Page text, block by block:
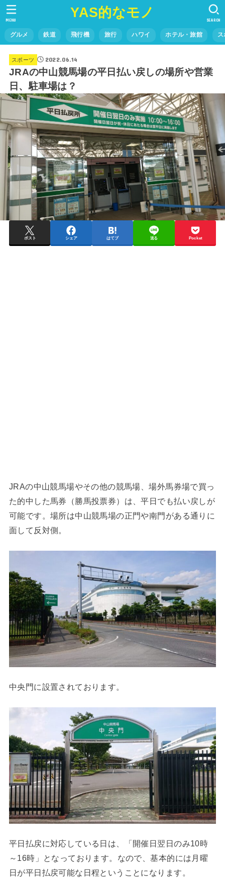
YAS的なモノ
グルメ 鉄道 飛行機 旅行 ハワイ ホテル・旅館
SEARCH
MENU
スポーツ 2022.06.14
JRAの中山競馬場の平日払い戻しの場所や営業
日、駐車場は？
ポスト シェア はてブ 送る Pocket
JRAの中山競馬場やその他の競馬場、場外馬券場で買っ
た的中した馬券（勝馬投票券）は、平日でも払い戻しが
可能です。場所は中山競馬場の正門や南門がある通りに
面して反対側。
中央門に設置されております。
平日払戻に対応している日は、「開催日翌日のみ10時
～16時」となっております。なので、基本的には月曜
日が平日払戻可能な日程ということになります。